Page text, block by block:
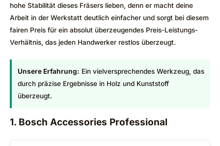
hohe Stabilität dieses Fräsers lieben, denn er macht deine
Arbeit in der Werkstatt deutlich einfacher und sorgt bei diesem
fairen Preis für ein absolut überzeugendes Preis-Leistungs-
Verhältnis, das jeden Handwerker restlos überzeugt.
Unsere Erfahrung: Ein vielversprechendes Werkzeug, das
durch präzise Ergebnisse in Holz und Kunststoff
überzeugt.
1. Bosch Accessories Professional